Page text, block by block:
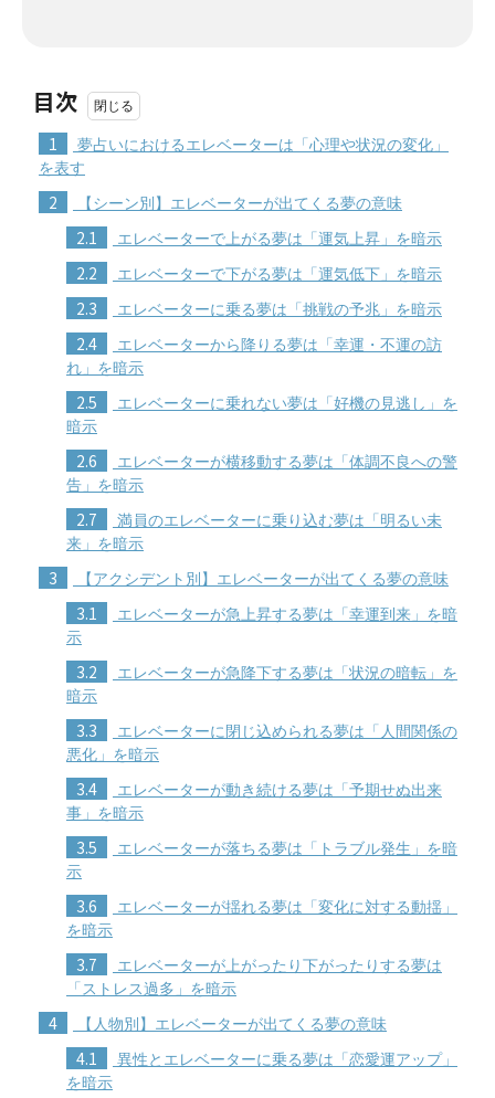
目次
1
夢占いにおけるエレベーターは「心理や状況の変化」
を表す
2 【シーン別】エレベーターが出てくる夢の意味
2.1 エレベーターで上がる夢は「運気上昇」を暗示
2.2 エレベーターで下がる夢は「運気低下」を暗示
2.3 エレベーターに乗る夢は「挑戦の予兆」を暗示
2.4
エレベーターから降りる夢は「幸運・不運の訪
れ」を暗示
2.5
エレベーターに乗れない夢は「好機の見逃し」を
暗示
2.6
エレベーターが横移動する夢は「体調不良への警
告」を暗示
2.7
満員のエレベーターに乗り込む夢は「明るい未
来」を暗示
3 【アクシデント別】エレベーターが出てくる夢の意味
3.1
エレベーターが急上昇する夢は「幸運到来」を暗
示
3.2
エレベーターが急降下する夢は「状況の暗転」を
暗示
3.3
エレベーターに閉じ込められる夢は「人間関係の
悪化」を暗示
3.4
エレベーターが動き続ける夢は「予期せぬ出来
事」を暗示
3.5
エレベーターが落ちる夢は「トラブル発生」を暗
示
3.6
エレベーターが揺れる夢は「変化に対する動揺」
を暗示
3.7
エレベーターが上がったり下がったりする夢は
「ストレス過多」を暗示
4 【人物別】エレベーターが出てくる夢の意味
4.1
異性とエレベーターに乗る夢は「恋愛運アップ」
を暗示